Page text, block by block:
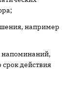
например
напоминаний,
действия